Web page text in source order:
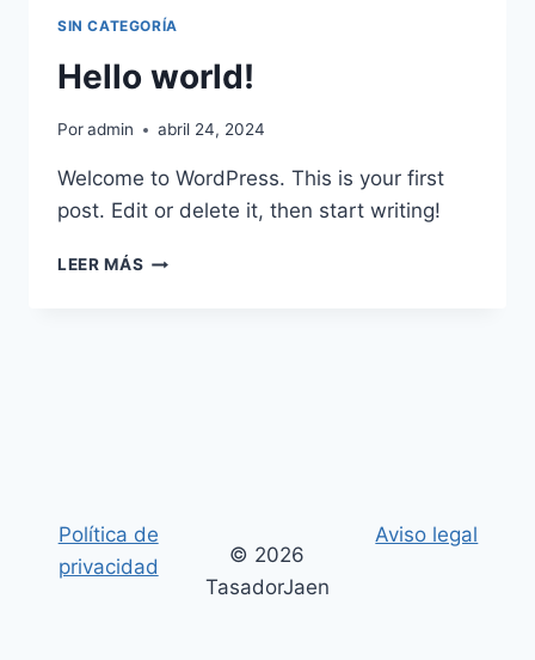
SIN CATEGORÍA
Hello world!
Poradmin abril 24, 2024
Welcome to WordPress. This is your first
post. Edit or delete it, then start writing!
LEER MÁS
Política de
privacidad
© 2026
TasadorJaen
Aviso legal